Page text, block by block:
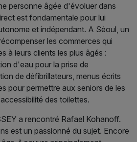
personne âgée d'évoluer dans
est fondamentale pour lui
et indépendant. A Séoul, un
les commerces qui
à leurs clients les plus âgés :
d'eau pour la prise de
de défibrillateurs, menus écrits
pour permettre aux seniors de les
des toilettes.
a rencontré Rafael Kohanoff.
est un passionné du sujet. Encore